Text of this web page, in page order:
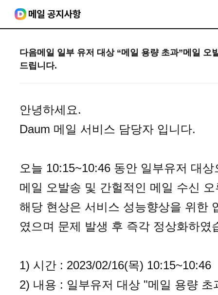
다음메일 일부 유저 대상 “메일 용량 초과”메일 오
드립니다.
안녕하세요.
Daum 메일 서비스 담당자 입니다.
오늘 10:15~10:46 동안 일부유저 대
메일 오발송 및 간헐적인 메일 수신
해당 현상은 서비스 성능향상을 위한
였으며 문제 발생 후 즉각 정상화하였
1) 시간 : 2023/02/16(목) 10:15~10:46
2) 내용 : 일부유저 대상 "메일 용량 초